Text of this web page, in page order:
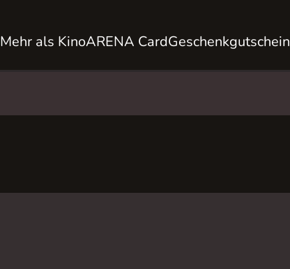
Mehr als KinoARENA CardGeschenkgutschein